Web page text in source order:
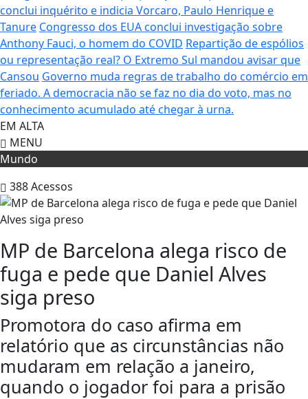
conclui inquérito e indicia Vorcaro, Paulo Henrique e
Tanure Congresso dos EUA conclui investigação sobre
Anthony Fauci, o homem do COVID Repartição de espólios
ou representação real? O Extremo Sul mandou avisar que
Cansou Governo muda regras de trabalho do comércio em
feriado. A democracia não se faz no dia do voto, mas no
conhecimento acumulado até chegar à urna.
EM ALTA
MENU
Mundo
388Acessos
MP de Barcelona alega risco de
fuga e pede que Daniel Alves
siga preso
Promotora do caso afirma em
relatório que as circunstâncias não
mudaram em relação a janeiro,
quando o jogador foi para a prisão